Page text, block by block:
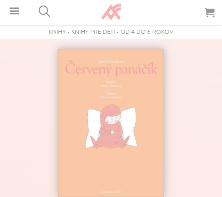
KNIHY - KNIHY PRE DETI - OD 4 DO 6 ROKOV